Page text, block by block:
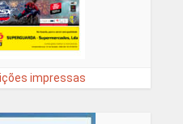
impressas